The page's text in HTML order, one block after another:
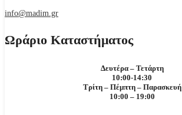
info@madim.gr
Ωράριο Καταστήματος
Δευτέρα – Τετάρτη
10:00-14:30
Τρίτη – Πέμπτη – Παρασκευή
10:00 – 19:00